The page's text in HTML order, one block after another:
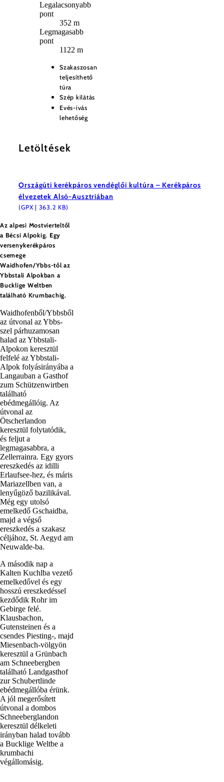
Legalacsonyabb
pont
352 m
Legmagasabb
pont
1122 m
Szakaszosan
teljesíthető
túra
Szép kilátás
Evés-ivás
lehetőség
Letöltések
Országúti kerékpáros vendéglői kultúra – Kerékpáros
élvezetek Alsó-Ausztriában
(GPX | 363.2 KB)
Az alpesi Mostvierteltől
a Bécsi Alpokig. Egy
versenykerékpáros
csemege
Waidhofen/Ybbs-től az
Ybbstali Alpokban a
Bucklige Weltben
található Krumbachig.
Waidhofenből/Ybbsből
az útvonal az Ybbs-
szel párhuzamosan
halad az Ybbstali-
Alpokon keresztül
felfelé az Ybbstali-
Alpok folyásirányába a
Langauban a Gasthof
zum Schützenwirtben
található
ebédmegállóig. Az
útvonal az
Ötscherlandon
keresztül folytatódik,
és feljut a
legmagasabbra, a
Zellerrainra. Egy gyors
ereszkedés az idilli
Erlaufsee-hez, és máris
Mariazellben van, a
lenyűgöző bazilikával.
Még egy utolsó
emelkedő Gschaidba,
majd a végső
ereszkedés a szakasz
céljához, St. Aegyd am
Neuwalde-ba.
A második nap a
Kalten Kuchlba vezető
emelkedővel és egy
hosszú ereszkedéssel
kezdődik Rohr im
Gebirge felé.
Klausbachon,
Gutensteinen és a
csendes Piesting-, majd
Miesenbach-völgyön
keresztül a Grünbach
am Schneebergben
található Landgasthof
zur Schubertlinde
ebédmegállóba érünk.
A jól megerősített
útvonal a dombos
Schneeberglandon
keresztül délkeleti
irányban halad tovább
a Bucklige Weltbe a
krumbachi
végállomásig.